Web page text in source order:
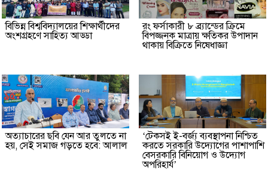
বিভিন্ন বিশ্ববিদ্যালয়ের শিক্ষার্থীদের
অংশগ্রহণে সাহিত্য আড্ডা
রং ফর্সাকারী ৮ ব্র্যান্ডের ক্রিমে
বিপজ্জনক মাত্রায় ক্ষতিকর উপাদান
থাকায় বিক্রিতে নিষেধাজ্ঞা
অত্যাচারের ছবি যেন আর তুলতে না
হয়, সেই সমাজ গড়তে হবে: আলাল
‘টেকসই ই-বর্জ্য ব্যবস্থাপনা নিশ্চিত
করতে সরকারি উদ্যোগের পাশাপাশি
বেসরকারি বিনিয়োগ ও উদ্যোগ
অপরিহার্য’